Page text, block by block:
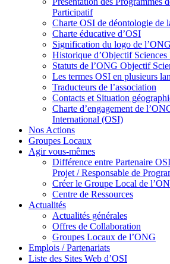
Participatif
Charte OSI de déontologie de
Charte éducative d’OSI
Signification du logo de l’ONG
Historique d’Objectif Sciences
Statuts de l’ONG Objectif
Les termes OSI en plusieurs
Traducteurs de l’association
Contacts et Situation
Charte d’engagement de
International (OSI)
Nos Actions
Groupes Locaux
Agir vous-mêmes
Différence entre Partenaire
Projet / Responsable de
Créer le Groupe Local de
Centre de Ressources
Actualités
Actualités générales
Offres de Collaboration
Groupes Locaux de l’ONG
Emplois / Partenariats
Liste des Sites Web d’OSI